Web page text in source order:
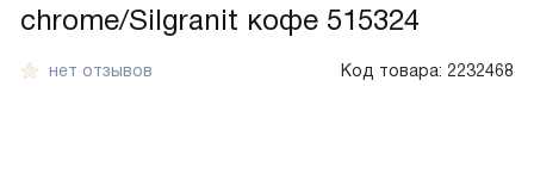
нет отзывов Код товара: 2232468
chrome/Silgranit кофе 515324